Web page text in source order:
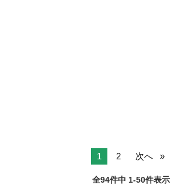
1 2 次へ
全94件中 1-50件表示